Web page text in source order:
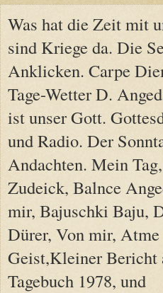
Was hat die Zeit mit
sind Kriege da. Die
Anklicken. Carpe
Tage-Wetter D.
ist unser Gott.
und Radio. Der
Andachten. Mein
Zudeick, Balnce
mir, Bajuschki Baju,
Dürer, Von mir,
Geist,Kleiner Bericht
Tagebuch 1978, und